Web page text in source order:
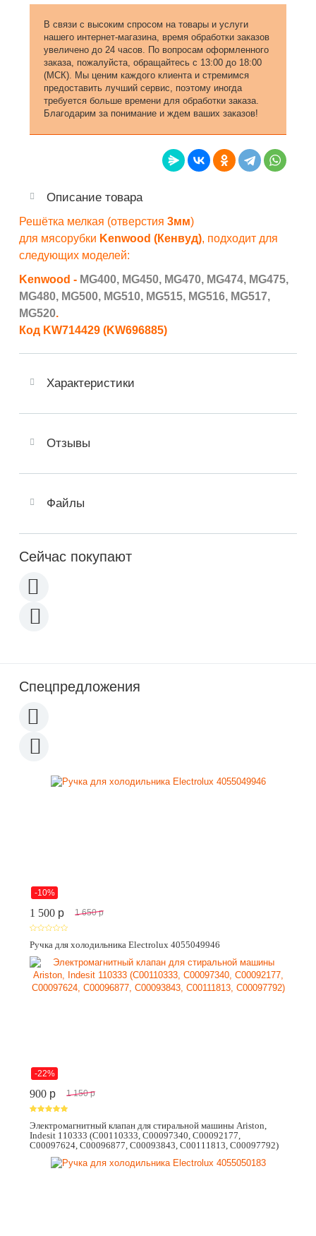
В связи с высоким спросом на товары и услуги
нашего интернет-магазина, время обработки заказов
увеличено до 24 часов. По вопросам оформленного
заказа, пожалуйста, обращайтесь с 13:00 до 18:00
(МСК). Мы ценим каждого клиента и стремимся
предоставить лучший сервис, поэтому иногда
требуется больше времени для обработки заказа.
Благодарим за понимание и ждем ваших заказов!
Описание товара
Решётка мелкая (отверстия 3мм)
для мясорубки Kenwood (Кенвуд), подходит для
следующих моделей:
Kenwood - MG400, MG450, MG470, MG474, MG475,
MG480, MG500, MG510, MG515, MG516, MG517,
MG520.
Код KW714429 (KW696885)
Характеристики
Отзывы
Файлы
Сейчас покупают
Спецпредложения
-10%
1 500 p 1 650 p
Ручка для холодильника Electrolux 4055049946
-22%
900 p 1 150 p
Электромагнитный клапан для стиральной машины Ariston,
Indesit 110333 (C00110333, C00097340, C00092177,
C00097624, C00096877, C00093843, C00111813, C00097792)